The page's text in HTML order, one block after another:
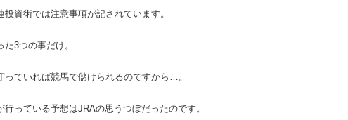
投資術では注意事項が記されています。
た3つの事だけ。
っていれば競馬で儲けられるのですから…。
行っている予想はJRAの思うつぼだったのです。